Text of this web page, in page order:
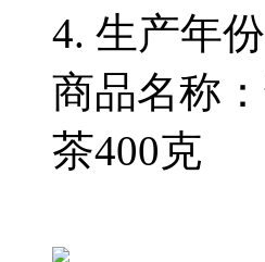
生产年份
商品名称
茶400克